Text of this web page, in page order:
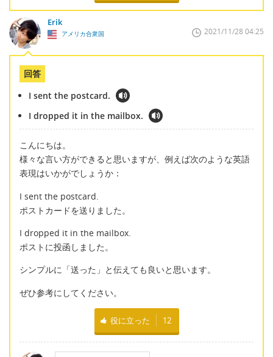
Erik
アメリカ合衆国 2021/11/28 04:25
回答
I sent the postcard.
I dropped it in the mailbox.
こんにちは。
様々な言い方ができると思いますが、例えば次のような英語
表現はいかがでしょうか：
I sent the postcard.
ポストカードを送りました。
I dropped it in the mailbox.
ポストに投函しました。
シンプルに「送った」と伝えても良いと思います。
ぜひ参考にしてください。
役に立った 12